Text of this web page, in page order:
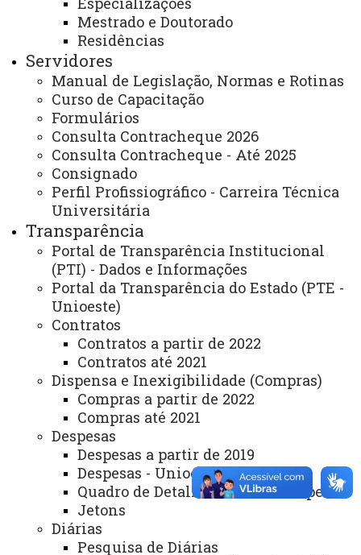
Mestrado e Doutorado
Residências
Servidores
Manual de Legislação, Normas e Rotinas
Curso de Capacitação
Formulários
Consulta Contracheque 2026
Consulta Contracheque - Até 2025
Consignado
Perfil Profissiográfico - Carreira Técnica
Universitária
Transparência
Portal de Transparência Institucional
(PTI) - Dados e Informações
Portal da Transparência do Estado (PTE -
Unioeste)
Contratos
Contratos a partir de 2022
Contratos até 2021
Dispensa e Inexigibilidade (Compras)
Compras a partir de 2022
Compras até 2021
Despesas
Despesas a partir de 2019
Despesas - Unioeste
Quadro de Detalhamento de Despesa
Jetons
Diárias
Pesquisa de Diárias
Você está aqui:Unioeste
Carta de Serviços
Campus Francisco Beltrão - Carta de Serviços
Lista de Itens do Campus Francisco Beltrão
Divisão de Serviços de Apoio
ACESSE
Acesso Restrito (Editores do Portal)
Arquivo Virtual
Bibliotecas
Identidade Visual
Mapa do Site
Portal Office 365
Sistemas
Telefones
Webmail
REITORIA